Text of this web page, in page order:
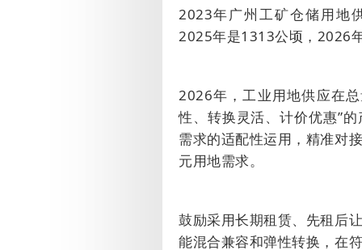
2023年广州工矿仓储用地
2025年是1313公顷， 2026
2026年，工业用地供应在
性、转换灵活、计价优惠”的
需求的适配性运用，精准对
元用地需求。
鼓励采用长期租赁、先租后
能混合兼容和弹性转换，在